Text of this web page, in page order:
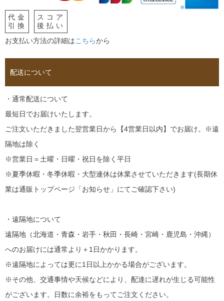
代金
引換
スコア
後払い
お支払い方法の詳細はこちらから
配送について
・通常配送について
最短日でお届けいたします。
ご注文いただきました翌営業日から【4営業日以内】でお届け。※遠
隔地は除く
※営業日＝土曜・日曜・祝日を除く平日
※夏季休暇・冬季休暇・大型連休は休業させていただきます(長期休
業は通販トップページ「お知らせ」にてご確認下さい)
・遠隔地について
遠隔地（北海道・青森・岩手・秋田・長崎・宮崎・鹿児島・沖縄）
へのお届けには通常より＋1日かかります。
※遠隔地によっては更に1日以上かかる場合がございます。
※その他、交通事情や天候などにより、配達に遅れが生じる可能性
がございます。日数に余裕をもってご注文ください。